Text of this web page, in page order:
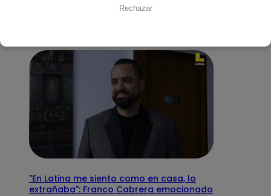
interesar
"En Latina me siento como en casa, lo
extrañaba": Franco Cabrera emocionado
Rechazar